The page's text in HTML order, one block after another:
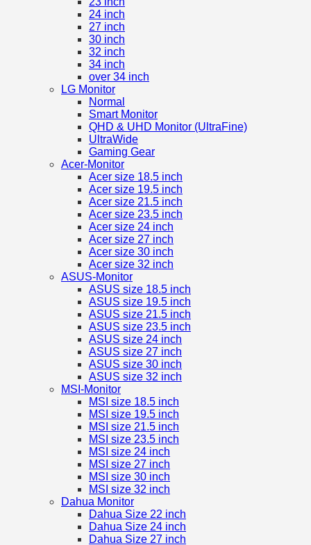
24 inch
27 inch
30 inch
32 inch
34 inch
over 34 inch
LG Monitor
Normal
Smart Monitor
QHD & UHD Monitor (UltraFine)
UltraWide
Gaming Gear
Acer-Monitor
Acer size 18.5 inch
Acer size 19.5 inch
Acer size 21.5 inch
Acer size 23.5 inch
Acer size 24 inch
Acer size 27 inch
Acer size 30 inch
Acer size 32 inch
ASUS-Monitor
ASUS size 18.5 inch
ASUS size 19.5 inch
ASUS size 21.5 inch
ASUS size 23.5 inch
ASUS size 24 inch
ASUS size 27 inch
ASUS size 30 inch
ASUS size 32 inch
MSI-Monitor
MSI size 18.5 inch
MSI size 19.5 inch
MSI size 21.5 inch
MSI size 23.5 inch
MSI size 24 inch
MSI size 27 inch
MSI size 30 inch
MSI size 32 inch
Dahua Monitor
Dahua Size 22 inch
Dahua Size 24 inch
Dahua Size 27 inch